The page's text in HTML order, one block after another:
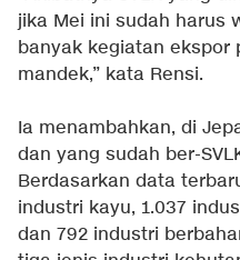
jika Mei ini sudah harus
banyak kegiatan ekspor
mandek,” kata Rensi.
Ia menambahkan, di
dan yang sudah ber-
Berdasarkan data
industri kayu, 1.037
dan 792 industri